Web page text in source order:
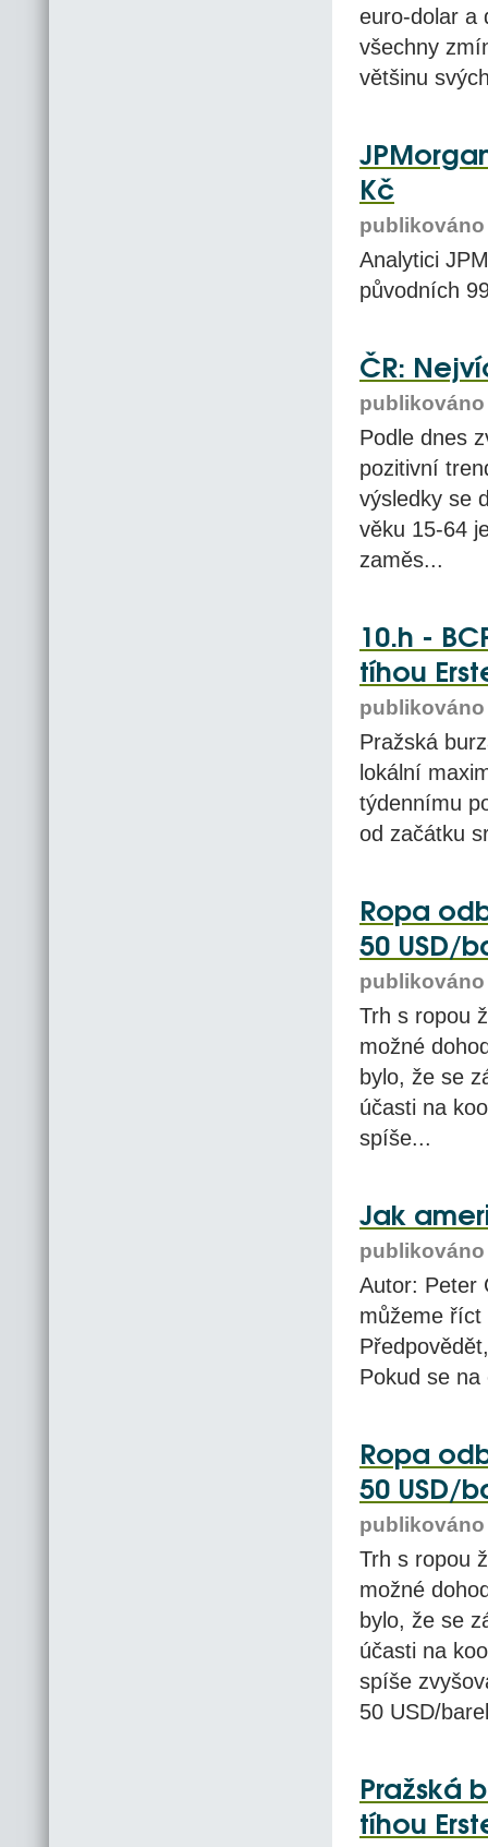
euro-dolar a
všechny
většinu
Kč
publikováno
Analytici
původních
ČR:
publikováno
Podle dnes
pozitivní
výsledky se
věku 15-64
zaměs...
10.h -
tíhou
publikováno
Pražská
lokální
týdennímu
od začátku
Ropa
50 USD/
publikováno
Trh s ropou
možné
bylo, že se
účasti na
spíše...
Jak
publikováno
Autor: Peter
můžeme říct
Pokud se
Ropa
50 USD/
publikováno
Trh s ropou
možné
bylo, že se
účasti na
spíše
50 USD/
Pražská
tíhou